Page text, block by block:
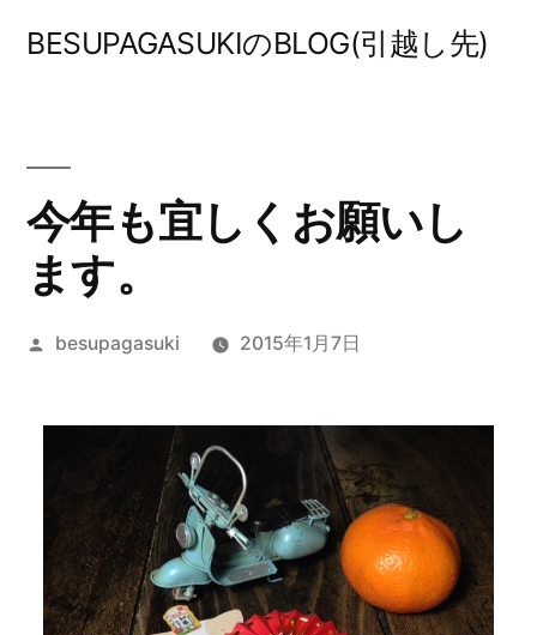
BESUPAGASUKIのBLOG(引越し先)
今年も宜しくお願いし
ます。
投
besupagasuki 2015年1月7日